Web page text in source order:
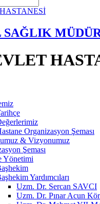
SAĞLIK
Organizasyon Şeması
& Vizyonumuz
Şeması
Yönetimi
Yardımcıları
Uzm. Dr. Sercan SAVCI
Uzm. Dr. Pınar Acun